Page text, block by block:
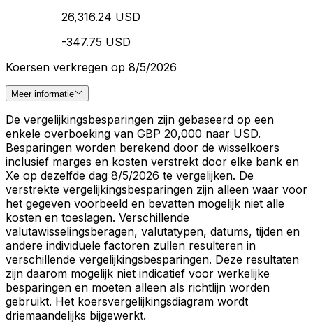
26,316.24 USD
-347.75 USD
Koersen verkregen op 8/5/2026
Meer informatie
De vergelijkingsbesparingen zijn gebaseerd op een
enkele overboeking van GBP 20,000 naar USD.
Besparingen worden berekend door de wisselkoers
inclusief marges en kosten verstrekt door elke bank en
Xe op dezelfde dag 8/5/2026 te vergelijken. De
verstrekte vergelijkingsbesparingen zijn alleen waar voor
het gegeven voorbeeld en bevatten mogelijk niet alle
kosten en toeslagen. Verschillende
valutawisselingsberagen, valutatypen, datums, tijden en
andere individuele factoren zullen resulteren in
verschillende vergelijkingsbesparingen. Deze resultaten
zijn daarom mogelijk niet indicatief voor werkelijke
besparingen en moeten alleen als richtlijn worden
gebruikt. Het koersvergelijkingsdiagram wordt
driemaandelijks bijgewerkt.